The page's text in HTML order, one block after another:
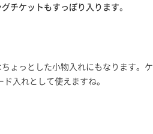
チケットもすっぽり入ります。
ょっとした小物入れにもなります。ケ
入れとして使えますね。